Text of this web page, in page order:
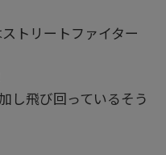
トリートファイター
し飛び回っているそう